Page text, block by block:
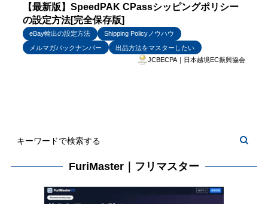
【最新版】SpeedPAK CPassシッピングポリシー
の設定方法[完全保存版]
eBay輸出の設定方法
Shipping Policyノウハウ
メルマガバックナンバー
出品方法をマスターしたい
JCBECPA｜日本越境EC振興協会
FuriMaster｜フリマスター